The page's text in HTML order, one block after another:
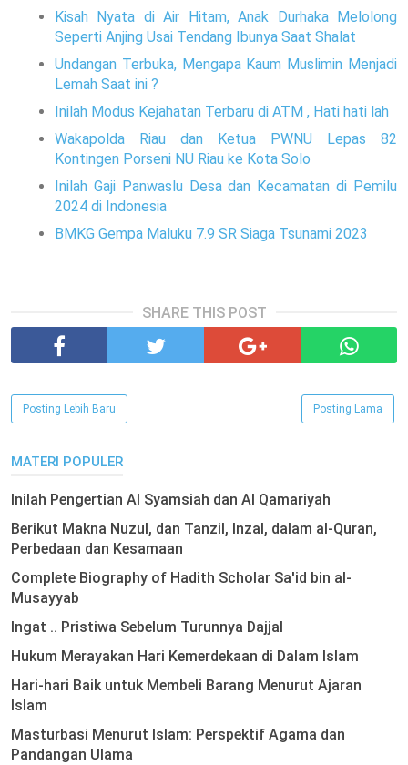
Kisah Nyata di Air Hitam, Anak Durhaka Melolong
Seperti Anjing Usai Tendang Ibunya Saat Shalat
Undangan Terbuka, Mengapa Kaum Muslimin Menjadi
Lemah Saat ini ?
Inilah Modus Kejahatan Terbaru di ATM , Hati hati lah
Wakapolda Riau dan Ketua PWNU Lepas 82
Kontingen Porseni NU Riau ke Kota Solo
Inilah Gaji Panwaslu Desa dan Kecamatan di Pemilu
2024 di Indonesia
BMKG Gempa Maluku 7.9 SR Siaga Tsunami 2023
SHARE THIS POST
Posting Lebih Baru Posting Lama
MATERI POPULER
Inilah Pengertian Al Syamsiah dan Al Qamariyah
Berikut Makna Nuzul, dan Tanzil, Inzal, dalam al-Quran,
Perbedaan dan Kesamaan
Complete Biography of Hadith Scholar Sa'id bin al-
Musayyab
Ingat .. Pristiwa Sebelum Turunnya Dajjal
Hukum Merayakan Hari Kemerdekaan di Dalam Islam
Hari-hari Baik untuk Membeli Barang Menurut Ajaran
Islam
Masturbasi Menurut Islam: Perspektif Agama dan
Pandangan Ulama